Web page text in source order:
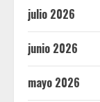
julio 2026
junio 2026
mayo 2026